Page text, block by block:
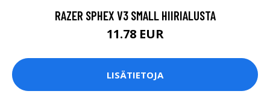
RAZER SPHEX V3 SMALL HIIRIALUSTA
11.78 EUR
LISÄTIETOJA